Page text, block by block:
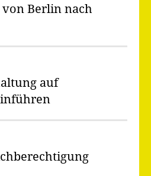
von Berlin nach
auf